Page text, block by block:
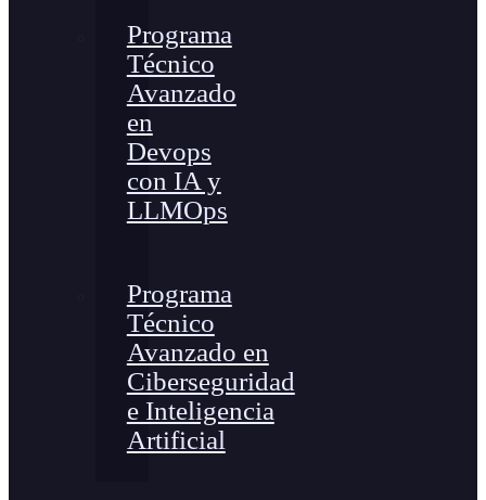
Programa
Técnico
Avanzado
en
Devops
con IA y
LLMOps
Programa
Técnico
Avanzado en
Ciberseguridad
e Inteligencia
Artificial